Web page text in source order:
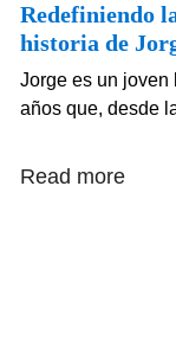
Redefiniendo
historia de
Jorge es un joven
años que, desde
Read more